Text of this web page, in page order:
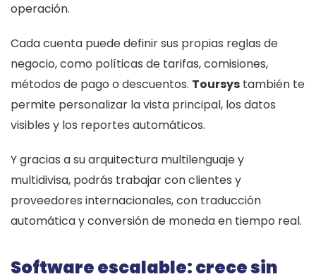
operación.
Cada cuenta puede definir sus propias reglas de
negocio, como políticas de tarifas, comisiones,
métodos de pago o descuentos. Toursys también te
permite personalizar la vista principal, los datos
visibles y los reportes automáticos.
Y gracias a su arquitectura multilenguaje y
multidivisa, podrás trabajar con clientes y
proveedores internacionales, con traducción
automática y conversión de moneda en tiempo real.
Software escalable: crece sin